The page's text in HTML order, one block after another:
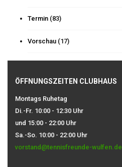
Termin (83)
Vorschau (17)
ÖFFNUNGSZEITEN CLUBHAUS
Montags Ruhetag
Di.-Fr. 10:00 - 12:30 Uhr
und 15:00 - 22:00 Uhr
Sa.-So. 10:00 - 22:00 Uhr
vorstand@tennisfreunde-wulfen.de